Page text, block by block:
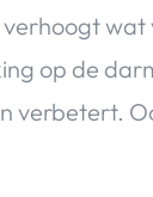
op de
verbetert.